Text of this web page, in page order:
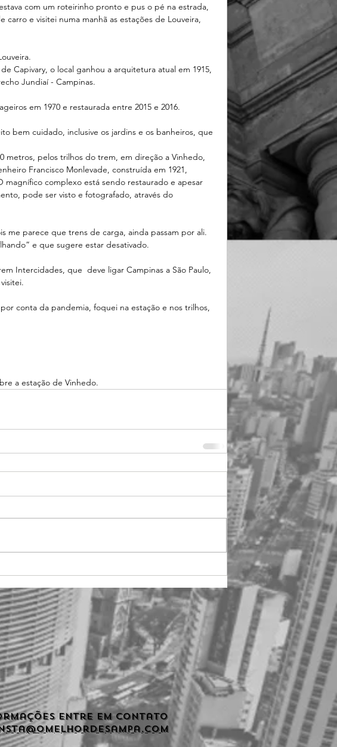
com um roteirinho pronto e pus o pé na estrada,
carro e visitei numa manhã as estações de Louveira,
Capivary, o local ganhou a arquitetura atual em 1915,
Jundiaí - Campinas.
em 1970 e restaurada entre 2015 e 2016.
bem cuidado, inclusive os jardins e os banheiros, que
metros, pelos trilhos do trem, em direção a Vinhedo,
Francisco Monlevade, construída em 1921,
complexo está sendo restaurado e apesar
pode ser visto e fotografado, através do
me parece que trens de carga, ainda passam por ali.
e que sugere estar desativado.
Intercidades, que  deve ligar Campinas a São Paulo,
conta da pandemia, foquei na estação e nos trilhos,
a estação de Vinhedo.
entre em contato